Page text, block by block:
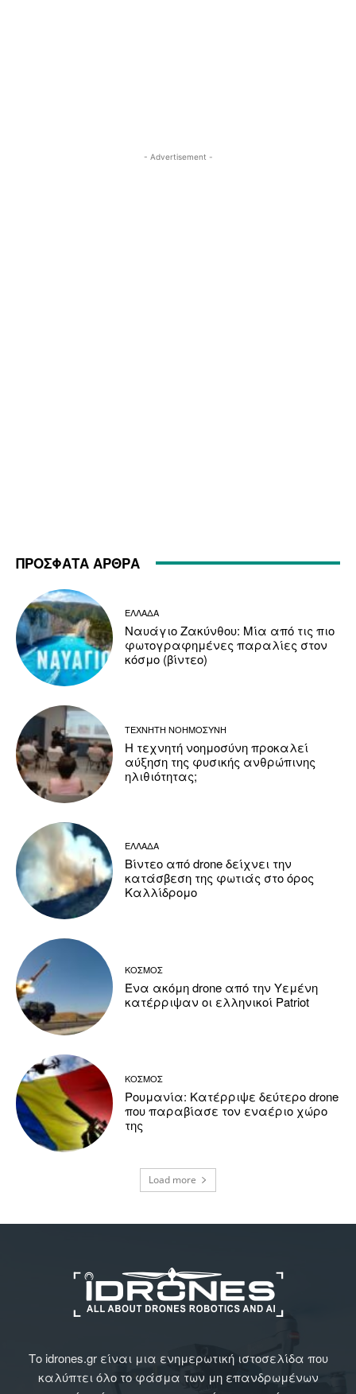
- Advertisement -
ΠΡΟΣΦΑΤΑ ΑΡΘΡΑ
ΕΛΛΑΔΑ
Ναυάγιο Ζακύνθου: Μία από τις πιο
φωτογραφημένες παραλίες στον
κόσμο (βίντεο)
ΤΕΧΝΗΤΗ ΝΟΗΜΟΣΥΝΗ
Η τεχνητή νοημοσύνη προκαλεί
αύξηση της φυσικής ανθρώπινης
ηλιθιότητας;
ΕΛΛΑΔΑ
Βίντεο από drone δείχνει την
κατάσβεση της φωτιάς στο όρος
Καλλίδρομο
ΚΟΣΜΟΣ
Ένα ακόμη drone από την Υεμένη
κατέρριψαν οι ελληνικοί Patriot
ΚΟΣΜΟΣ
Ρουμανία: Κατέρριψε δεύτερο drone
που παραβίασε τον εναέριο χώρο
της
Load more
Το idrones.gr είναι μια ενημερωτική ιστοσελίδα που
καλύπτει όλο το φάσμα των μη επανδρωμένων